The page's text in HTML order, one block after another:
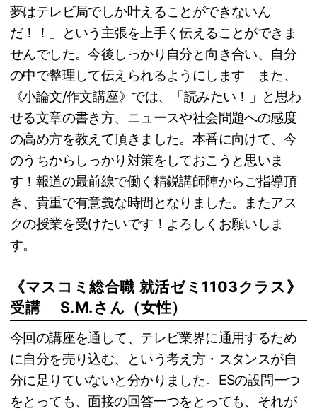
夢はテレビ局でしか叶えることができないん
だ！！」という主張を上手く伝えることができま
せんでした。今後しっかり自分と向き合い、自分
の中で整理して伝えられるようにします。また、
《小論文/作文講座》では、「読みたい！」と思わ
せる文章の書き方、ニュースや社会問題への感度
の高め方を教えて頂きました。本番に向けて、今
のうちからしっかり対策をしておこうと思いま
す！報道の最前線で働く精鋭講師陣からご指導頂
き、貴重で有意義な時間となりました。またアス
クの授業を受けたいです！よろしくお願いしま
す。
《マスコミ総合職 就活ゼミ1103クラス》
受講 S.M.さん（女性）
今回の講座を通して、テレビ業界に通用するため
に自分を売り込む、という考え方・スタンスが自
分に足りていないと分かりました。ESの設問一つ
をとっても、面接の回答一つをとっても、それが